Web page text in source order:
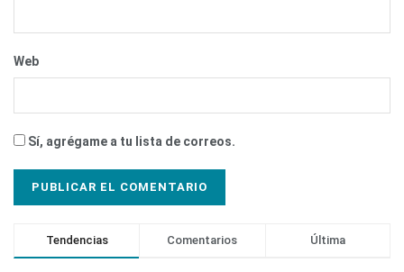
Web
Sí, agrégame a tu lista de correos.
Tendencias Comentarios Última